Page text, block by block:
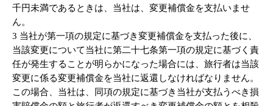
千円未満であるときは、当社は、変更補償金を支払いませ
ん。
3 当社が第一項の規定に基づき変更補償金を支払った後に、
当該変更について当社に第二十七条第一項の規定に基づく責
任が発生することが明らかになった場合には、旅行者は当該
変更に係る変更補償金を当社に返還しなければなりません。
この場合、当社は、同項の規定に基づき当社が支払うべき損